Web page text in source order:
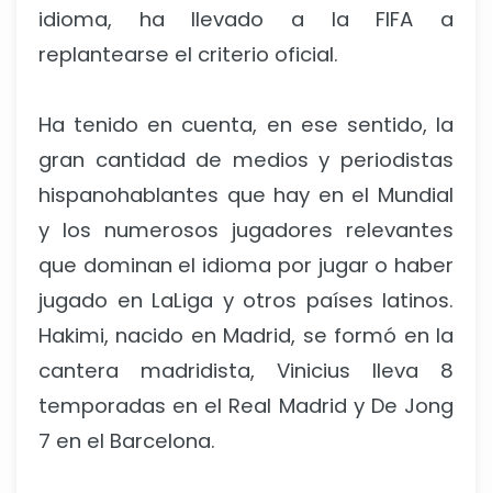
idioma, ha llevado a la FIFA a
replantearse el criterio oficial.
Ha tenido en cuenta, en ese sentido, la
gran cantidad de medios y periodistas
hispanohablantes que hay en el Mundial
y los numerosos jugadores relevantes
que dominan el idioma por jugar o haber
jugado en LaLiga y otros países latinos.
Hakimi, nacido en Madrid, se formó en la
cantera madridista, Vinicius lleva 8
temporadas en el Real Madrid y De Jong
7 en el Barcelona.